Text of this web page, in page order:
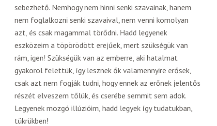
sebezhető. Nemhogy nem hinni senki szavainak, hanem
nem foglalkozni senki szavaival, nem venni komolyan
azt, és csak magammal törődni. Hadd legyenek
eszközeim a töpörödött erejűek, mert szükségük van
rám, igen! Szükségük van az emberre, aki hatalmat
gyakorol felettük, így lesznek ők valamennyire erősek,
csak azt nem fogják tudni, hogy ennek az erőnek jelentős
részét elveszem tőlük, és cserébe semmit sem adok.
Legyenek mozgó illúzióim, hadd legyek így tudatukban,
tükrükben!